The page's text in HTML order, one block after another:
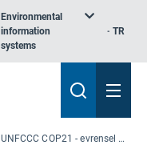
Environmental
information
systems
TR
Paris2015, UNFCCC COP21 - evrensel bir anlaşma için